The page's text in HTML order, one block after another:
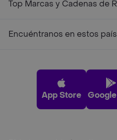
Top Marcas y Cadenas de
Encuéntranos en estos
App Store